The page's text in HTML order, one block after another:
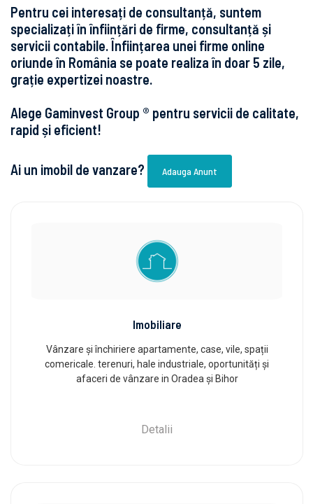
Pentru cei interesați de consultanță, suntem
specializați în înființări de firme, consultanță și
servicii contabile. Înființarea unei firme online
oriunde în România se poate realiza în doar 5 zile,
grație expertizei noastre.
Alege Gaminvest Group ® pentru servicii de calitate,
rapid și eficient!
Ai un imobil de vanzare? Adauga Anunt
Imobiliare
Vânzare și închiriere apartamente, case, vile, spații
comericale. terenuri, hale industriale, oportunități și
afaceri de vânzare in Oradea și Bihor
Detalii